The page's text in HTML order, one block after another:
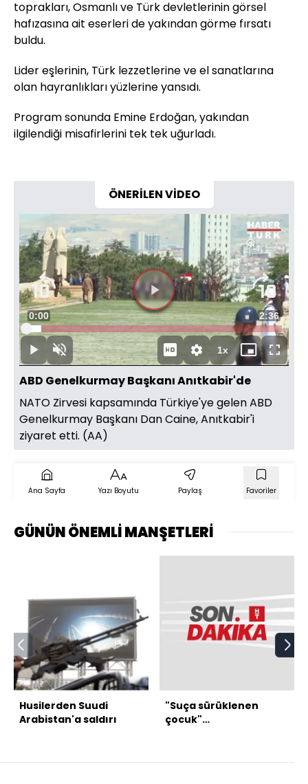
toprakları, Osmanlı ve Türk devletlerinin görsel
hafızasına ait eserleri de yakından görme fırsatı
buldu.
Lider eşlerinin, Türk lezzetlerine ve el sanatlarına
olan hayranlıkları yüzlerine yansıdı.
Program sonunda Emine Erdoğan, yakından
ilgilendiği misafirlerini tek tek uğurladı.
ÖNERİLEN VİDEO
DuraklatSesi
Aç
Süre
0:01 Toplam
Süre
2:36
Yüklendi:
5.80%
1xOynatma
Hızı
Mini
oynatıcı
Tam
Ekran
ABD Genelkurmay Başkanı Anıtkabir'de
NATO Zirvesi kapsamında Türkiye'ye gelen ABD
Genelkurmay Başkanı Dan Caine, Anıtkabir'i
ziyaret etti. (AA)
Ana Sayfa Yazı Boyutu Paylaş Favoriler
GÜNÜN ÖNEMLİ MANŞETLERİ
Husilerden Suudi
Arabistan'a saldırı
"Suça sürüklenen
çocuk"